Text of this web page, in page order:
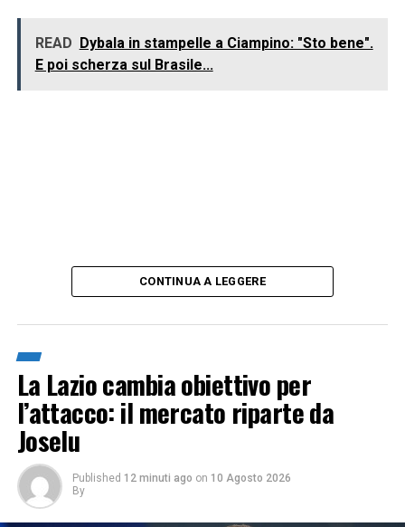
READ Dybala in stampelle a Ciampino: "Sto bene".
E poi scherza sul Brasile...
CONTINUA A LEGGERE
La Lazio cambia obiettivo per
l’attacco: il mercato riparte da
Joselu
Published 12 minuti ago on 10 Agosto 2026
By